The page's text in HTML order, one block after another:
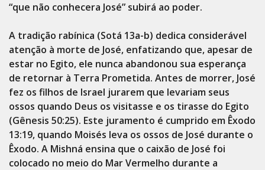
“que não conhecera José” subirá ao poder.
A tradição rabínica (Sotá 13a-b) dedica considerável
atenção à morte de José, enfatizando que, apesar de
estar no Egito, ele nunca abandonou sua esperança
de retornar à Terra Prometida. Antes de morrer, José
fez os filhos de Israel jurarem que levariam seus
ossos quando Deus os visitasse e os tirasse do Egito
(Gênesis 50:25). Este juramento é cumprido em Êxodo
13:19, quando Moisés leva os ossos de José durante o
Êxodo. A Mishná ensina que o caixão de José foi
colocado no meio do Mar Vermelho durante a